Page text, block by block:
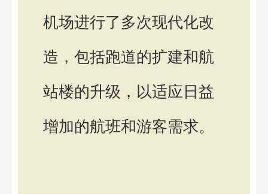
机场进行了多次现代化改
造，包括跑道的扩建和航
站楼的升级，以适应日益
增加的航班和游客需求。